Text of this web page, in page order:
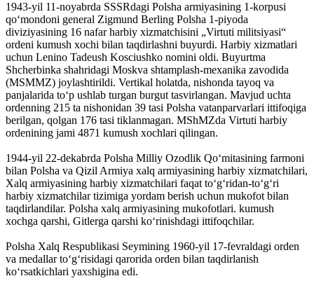
1943-yil 11-noyabrda SSSRdagi Polsha armiyasining 1-korpusi
qoʻmondoni general Zigmund Berling Polsha 1-piyoda
diviziyasining 16 nafar harbiy xizmatchisini „Virtuti militsiyasi“
ordeni kumush xochi bilan taqdirlashni buyurdi. Harbiy xizmatlari
uchun Lenino Tadeush Kosciushko nomini oldi. Buyurtma
Shcherbinka shahridagi Moskva shtamplash-mexanika zavodida
(MSMMZ) joylashtirildi. Vertikal holatda, nishonda tayoq va
panjalarida toʻp ushlab turgan burgut tasvirlangan. Mavjud uchta
ordenning 215 ta nishonidan 39 tasi Polsha vatanparvarlari ittifoqiga
berilgan, qolgan 176 tasi tiklanmagan. MShMZda Virtuti harbiy
ordenining jami 4871 kumush xochlari qilingan.
1944-yil 22-dekabrda Polsha Milliy Ozodlik Qoʻmitasining farmoni
bilan Polsha va Qizil Armiya xalq armiyasining harbiy xizmatchilari,
Xalq armiyasining harbiy xizmatchilari faqat toʻgʻridan-toʻgʻri
harbiy xizmatchilar tizimiga yordam berish uchun mukofot bilan
taqdirlandilar. Polsha xalq armiyasining mukofotlari. kumush
xochga qarshi, Gitlerga qarshi koʻrinishdagi ittifoqchilar.
Polsha Xalq Respublikasi Seymining 1960-yil 17-fevraldagi orden
va medallar toʻgʻrisidagi qarorida orden bilan taqdirlanish
koʻrsatkichlari yaxshigina edi.